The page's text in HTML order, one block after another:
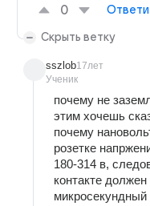
0
Скрыть ветку
sszlob
Ученик
17лет
почему не
этим хочешь
почему
розетке
180-314 в,
контакте